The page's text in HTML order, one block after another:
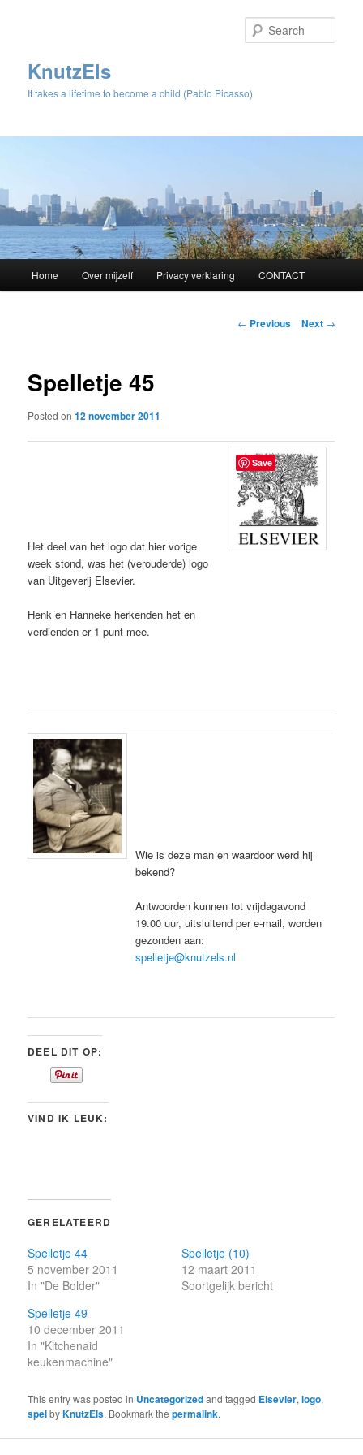
KnutzEls
It takes a lifetime to become a child (Pablo Picasso)
Skip
content
Home Over mijzelf Privacy verklaring CONTACT
Post
← Previous Next →
Spelletje 45
Posted on12 november 2011
Het deel van het logo dat hier vorige
week stond, was het (verouderde) logo
van Uitgeverij Elsevier.
Henk en Hanneke herkenden het en
verdienden er 1 punt mee.
Wie is deze man en waardoor werd hij
bekend?
Antwoorden kunnen tot vrijdagavond
19.00 uur, uitsluitend per e-mail, worden
gezonden aan:
spelletje@knutzels.nl
DEEL DIT OP:
VIND IK LEUK:
GERELATEERD
Spelletje 44
5 november 2011
In "De Bolder"
Spelletje (10)
12 maart 2011
Soortgelijk bericht
Spelletje 49
10 december 2011
In "Kitchenaid
keukenmachine"
This entry was posted in Uncategorizedand tagged Elsevier,logo,
spelbyKnutzEls. Bookmark thepermalink.
Save